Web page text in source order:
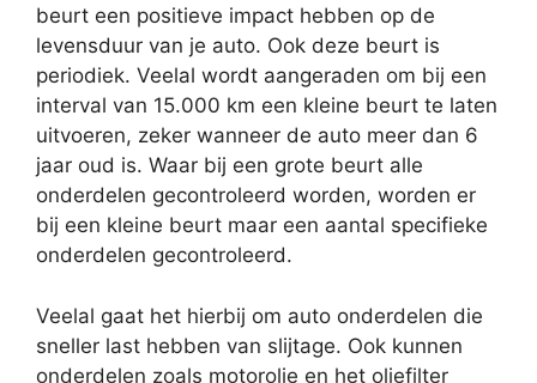
beurt een positieve impact hebben op de
levensduur van je auto. Ook deze beurt is
periodiek. Veelal wordt aangeraden om bij een
interval van 15.000 km een kleine beurt te laten
uitvoeren, zeker wanneer de auto meer dan 6
jaar oud is. Waar bij een grote beurt alle
onderdelen gecontroleerd worden, worden er
bij een kleine beurt maar een aantal specifieke
onderdelen gecontroleerd.
Veelal gaat het hierbij om auto onderdelen die
sneller last hebben van slijtage. Ook kunnen
onderdelen zoals motorolie en het oliefilter